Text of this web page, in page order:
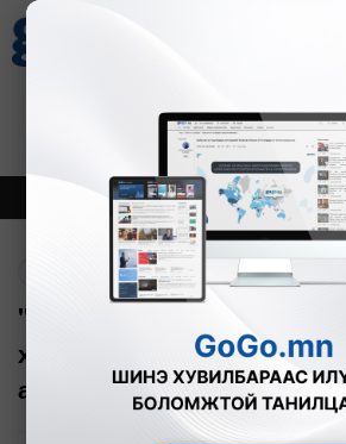
Зурхай
8.08
Онцлох Шинэ
"Монгол Улс, БНХАУ
худалдааны эргэлтийг 20
ам.долларт хүргэнэ"